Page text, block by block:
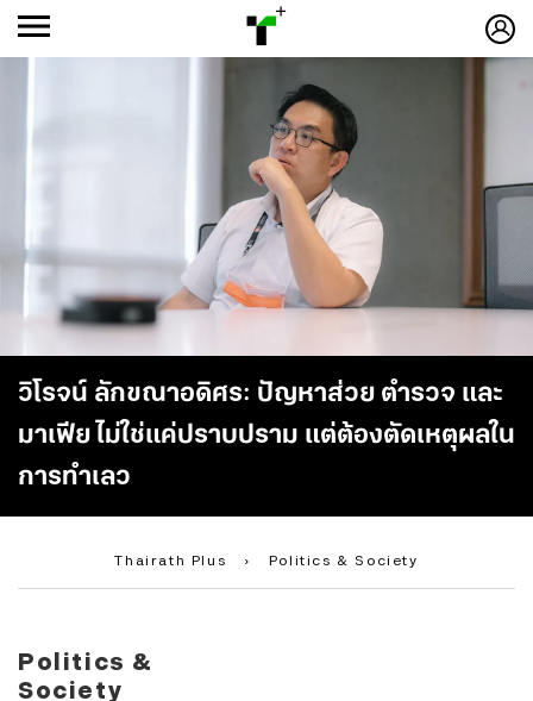
วิโรจน์ ลักขณาอดิศร: ปัญหาส่วย ตำรวจ และ
มาเฟีย ไม่ใช่แค่ปราบปราม แต่ต้องตัดเหตุผลใน
การทำเลว
Thairath Plus › Politics & Society
-ก
Politics &
Society